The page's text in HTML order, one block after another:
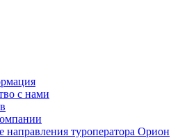
с нами
направления туроператора Орион